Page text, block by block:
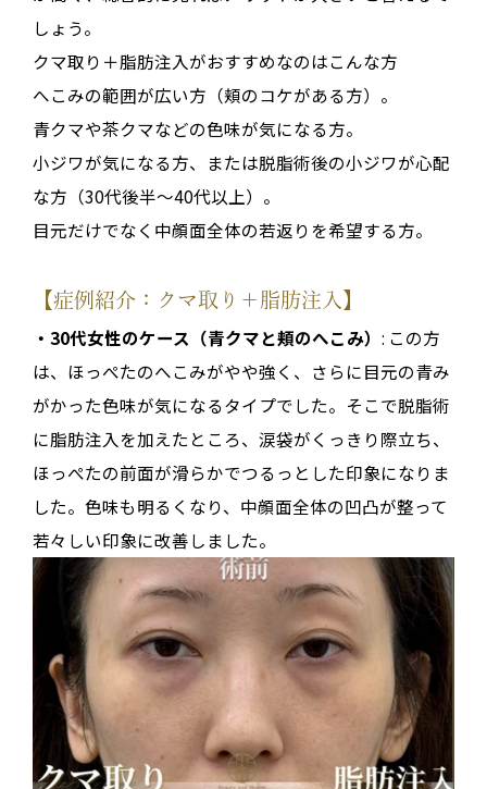
しょう。
クマ取り＋脂肪注入がおすすめなのはこんな方
へこみの範囲が広い方（頬のコケがある方）。
青クマや茶クマなどの色味が気になる方。
小ジワが気になる方、または脱脂術後の小ジワが心配
な方（30代後半～40代以上）。
目元だけでなく中顔面全体の若返りを希望する方。
【症例紹介：クマ取り＋脂肪注入】
・30代女性のケース（青クマと頬のへこみ） : この方
は、ほっぺたのへこみがやや強く、さらに目元の青み
がかった色味が気になるタイプでした。そこで脱脂術
に脂肪注入を加えたところ、涙袋がくっきり際立ち、
ほっぺたの前面が滑らかでつるっとした印象になりま
した。色味も明るくなり、中顔面全体の凹凸が整って
若々しい印象に改善しました。